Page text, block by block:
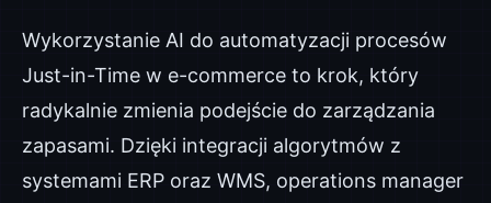
Wykorzystanie AI do automatyzacji procesów
Just-in-Time w e-commerce to krok, który
radykalnie zmienia podejście do zarządzania
zapasami. Dzięki integracji algorytmów z
systemami ERP oraz WMS, operations manager